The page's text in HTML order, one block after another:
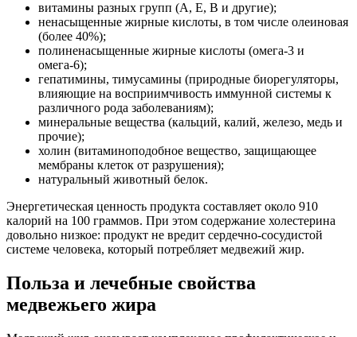
витамины разных групп (А, Е, В и другие);
ненасыщенные жирные кислоты, в том числе олеиновая
(более 40%);
полиненасыщенные жирные кислоты (омега-3 и
омега-6);
гепатимины, тимусамины (природные биорегуляторы,
влияющие на восприимчивость иммунной системы к
различного рода заболеваниям);
минеральные вещества (кальций, калий, железо, медь и
прочие);
холин (витаминоподобное вещество, защищающее
мембраны клеток от разрушения);
натуральный животный белок.
Энергетическая ценность продукта составляет около 910
калорий на 100 граммов. При этом содержание холестерина
довольно низкое: продукт не вредит сердечно-сосудистой
системе человека, который потребляет медвежий жир.
Польза и лечебные свойства
медвежьего жира